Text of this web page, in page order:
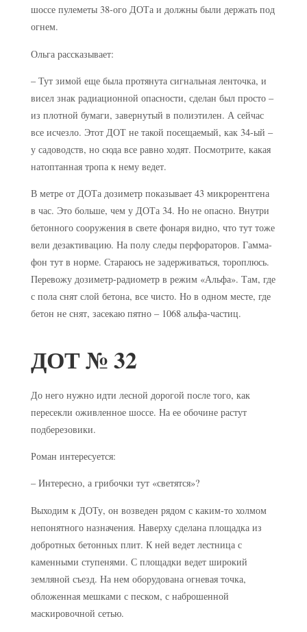
шоссе пулеметы 38-ого ДОТа и должны были держать под
огнем.
Ольга рассказывает:
– Тут зимой еще была протянута сигнальная ленточка, и
висел знак радиационной опасности, сделан был просто –
из плотной бумаги, завернутый в полиэтилен. А сейчас
все исчезло. Этот ДОТ не такой посещаемый, как 34-ый –
у садоводств, но сюда все равно ходят. Посмотрите, какая
натоптанная тропа к нему ведет.
В метре от ДОТа дозиметр показывает 43 микрорентгена
в час. Это больше, чем у ДОТа 34. Но не опасно. Внутри
бетонного сооружения в свете фонаря видно, что тут тоже
вели дезактивацию. На полу следы перфораторов. Гамма-
фон тут в норме. Стараюсь не задерживаться, тороплюсь.
Перевожу дозиметр-радиометр в режим «Альфа». Там, где
с пола снят слой бетона, все чисто. Но в одном месте, где
бетон не снят, засекаю пятно – 1068 альфа-частиц.
ДОТ № 32
До него нужно идти лесной дорогой после того, как
пересекли оживленное шоссе. На ее обочине растут
подберезовики.
Роман интересуется:
– Интересно, а грибочки тут «светятся»?
Выходим к ДОТу, он возведен рядом с каким-то холмом
непонятного назначения. Наверху сделана площадка из
добротных бетонных плит. К ней ведет лестница с
каменными ступенями. С площадки ведет широкий
земляной съезд. На нем оборудована огневая точка,
обложенная мешками с песком, с наброшенной
маскировочной сетью.